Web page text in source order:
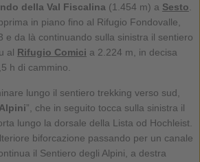
della Val Fiscalina (1.454 m) a Sesto
in piano fino al Rifugio Fondovalle,
e da là continuando sulla sinistra il sentiero
al Rifugio Comici a 2.224 m, in decisa
h di cammino.
lungo il sentiero trekking verso sud,
”, che in seguito tocca sulla sinistra il
lungo la dorsale della Lista od Hochleist.
biforcazione passando per un canale
il Sentiero degli Alpini, a destra